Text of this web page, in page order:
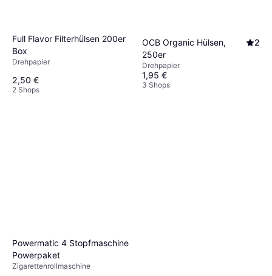
Full Flavor Filterhülsen 200er
Box
Drehpapier
2,50 €
2 Shops
OCB Organic Hülsen,
250er
2
Drehpapier
1,95 €
3 Shops
Powermatic 4 Stopfmaschine
Powerpaket
Zigarettenrollmaschine